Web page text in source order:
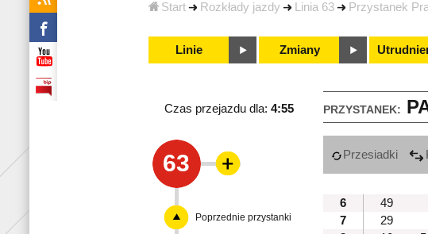
Start Rozkłady jazdy Linia 63 Przystanek
Linie Zmiany
PRZYSTANEK:
Czas przejazdu dla: 4:55
63 Przesiadki
6
49
7
29
Poprzednie przystanki